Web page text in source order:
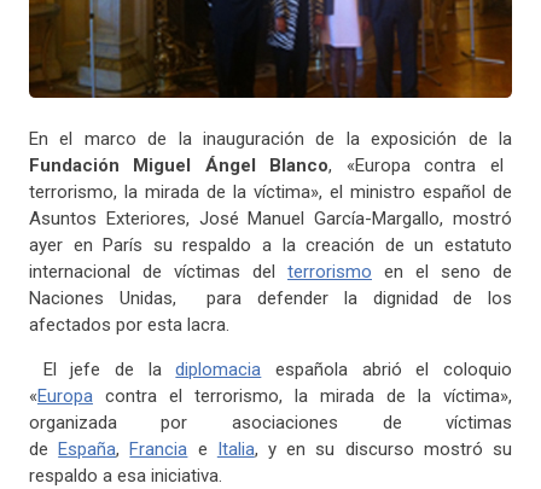
En el marco de la inauguración de la exposición de la
Fundación Miguel Ángel Blanco, «Europa contra el
terrorismo, la mirada de la víctima», el ministro español de
Asuntos Exteriores, José Manuel García-Margallo, mostró
ayer en París su respaldo a la creación de un estatuto
internacional de víctimas del terrorismo en el seno de
Naciones Unidas, para defender la dignidad de los
afectados por esta lacra.
El jefe de ladiplomacia española abrió el coloquio
«Europa contra el terrorismo, la mirada de la víctima»,
organizada por asociaciones de víctimas
deEspaña,Francia e Italia, y en su discurso mostró su
respaldo a esa iniciativa.